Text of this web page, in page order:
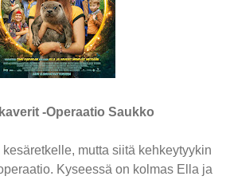
-Operaatio Saukko
mutta siitä kehkeytyykin
Kyseessä on kolmas Ella ja